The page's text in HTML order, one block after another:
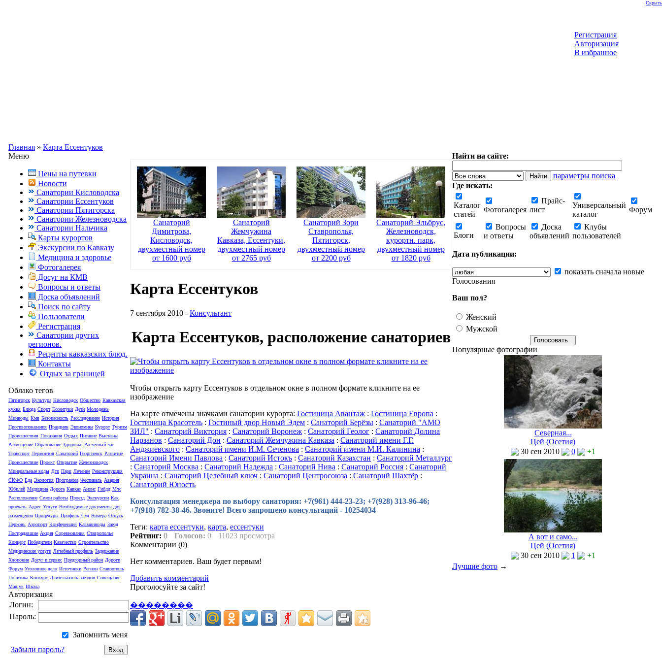
Регистрация
Авторизация
В избранное
Главная » Карта Ессентуков
Меню
Цены на путевки
Новости
Санатории Кисловодска
Санатории Ессентуков
Санатории Пятигорска
Санатории Железноводска
Санатории Нальчика
Карты курортов
Экскурсии по Кавказу
Медицина и здоровье
Фотогалерея
Досуг на КМВ
Вопросы и ответы
Доска объявлений
Поиск по сайту
Пользователи
Регистрация
Санатории других
регионов.
Рецепты кавказских блюд.
Контакты
Отдых за границей
Облако тегов
Пятигорск Культура Кисловодск Общество Кавказская
кухня Блюда Спорт Ессентуки Дети Молодежь
Минводы Кмв Безопасность Расследование История
Противопоказания Праздник Экономика Курорт Туризм
Происшествия Показания Отдых Питание Выставка
Размещение Образование Здоровье Расчетный час
Транспорт Лермонтов Санаторий Георгиевск Развитие
Происшествие Проект Открытие Железноводск
Минеральные воды Дтп Парк Лечение Реконструкция
СКФО Еда Экология Программа Фестиваль Авария
Юбилей Медицина Дорога Кавказ Анонс Гибдд Мчс
Расположение Сезон работы Проезд Экскурсии Как
проехать Адрес Услуги Необходимые документы для
размещения Процедуры Профиль Суд Номера Отпуск
Церковь Аэропорт Конференция Кавминводы Заезд
Пострадавшие Акция Соревнования Ставрополье
Концерт Победители Казачество Строительство
Медицинские услуги Лечебный профиль Задержание
Хлопонин Досуг и сервис Предгорный район Дороги
Форум Уголовное дело Источники Регион Ставрополь
Политика Конкурс Длительность заездов Совещание
Машук Школа
Авторизация
Логин:
Пароль:
Запомнить меня
Забыли пароль?
Санаторий
Димитрова,
Кисловодск,
двухместный номер
от 1600 руб
Санаторий
Жемчужина
Кавказа, Ессентуки,
двухместный номер
от 2765 руб
Санаторий Зори
Ставрополья,
Пятигорск,
двухместный номер
от 2200 руб
Санаторий Эльбрус,
Железноводск,
курортн. парк,
двухместный номер
от 1820 руб
Карта Ессентуков
7 сентября 2010 - Консультант
Карта Ессентуков, расположение санаториев
Чтобы открыть карту Ессентуков в отдельном окне в полном формате кликните на ее
изображение
На карте отмечены значками санатории курорта: Гостиница Авантаж : Гостиница Европа :
Гостиница Красотель : Гостиный двор Новый Эдем : Санаторий Берёзы : Санаторий "АМО
ЗИЛ" : Санаторий Виктория : Санаторий Воронеж : Санаторий Геолог : Санаторий Долина
Нарзанов : Санаторий Дон : Санаторий Жемчужина Кавказа : Санаторий имени Г.Г.
Анджиевского : Санаторий имени И.М. Сеченова : Санаторий имени М.И. Калинина :
Санаторий Имени Павлова : Санаторий Истокъ : Санаторий Казахстан : Санаторий Металлург
: Санаторий Москва : Санаторий Надежда : Санаторий Нива : Санаторий Россия : Санаторий
Украина : Санаторий Целебный ключ : Санаторий Центросоюза : Санаторий Шахтёр :
Санаторий Юность
Консультация менеджера по выбору санатория: +7(961) 444-23-23; +7(928) 313-96-46;
+7(918) 782-38-46. Звоните! Всего запрошено консультаций - 10254034
Теги: карта ессентуки, карта, ессентуки
Рейтинг: 0 Голосов: 0
11023 просмотра
Комментарии (0)
Нет комментариев. Ваш будет первым!
Добавить комментарий
Проголосуйте за сайт!
��������
Найти на сайте:
параметры поиска
Где искать:
Каталог
статей
Фотогалерея
Прайс-
лист
Универсальный
каталог
Форум
Блоги
Вопросы
и ответы
Доска
объявлений
Клубы
пользователей
Дата публикации:
показать сначала новые
Скрыть
Голосования
Ваш пол?
Женский
Мужской
Популярные фотографии
Северная...
Цей (Осетия)
30 сен 2010
0 +1
А вот и само...
Цей (Осетия)
30 сен 2010
1
+1
Лучшие фото →